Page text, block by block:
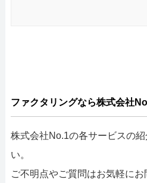
ファクタリングなら株式会社
株式会社No.1の各サービスの
い。
ご不明点やご質問はお気軽にお